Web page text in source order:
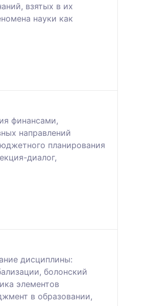
взятых в их
науки как
финансами,
направлений
планирования
диалог,
дисциплины:
болонский
элементов
в образовании,